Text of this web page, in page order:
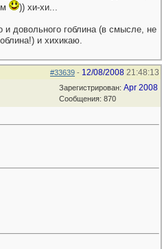
)) хи-хи...
и довольного гоблина (в смысле, не
и хихикаю.
#33639 - 12/08/2008 21:48:13
Зарегистрирован: Apr 2008
Сообщения: 870